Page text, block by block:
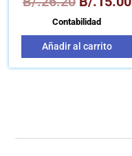
Contabilidad
Añadir al carrito